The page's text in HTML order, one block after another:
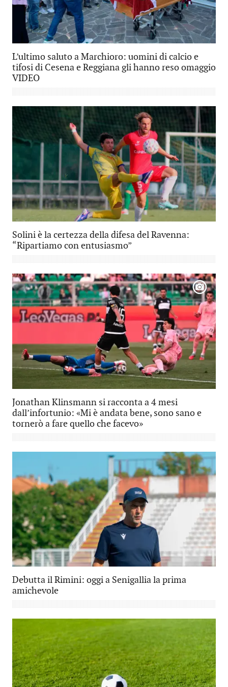
L’ultimo saluto a Marchioro: uomini di calcio e
tifosi di Cesena e Reggiana gli hanno reso omaggio
VIDEO
Solini è la certezza della difesa del Ravenna:
“Ripartiamo con entusiasmo”
Jonathan Klinsmann si racconta a 4 mesi
dall’infortunio: «Mi è andata bene, sono sano e
tornerò a fare quello che facevo»
Debutta il Rimini: oggi a Senigallia la prima
amichevole